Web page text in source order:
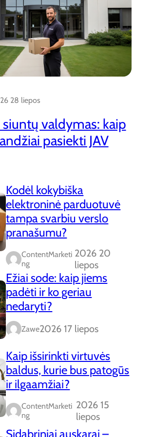
28 liepos
valdymas: kaip
pasiekti JAV
Kodėl kokybiška
elektroninė parduotuvė
tampa svarbiu verslo
pranašumu?
ContentMarketi
Ng
2026 20
liepos
Ežiai sode: kaip jiems
padėti ir ko geriau
nedaryti?
Zawe2026 17 liepos
Kaip išsirinkti virtuvės
baldus, kurie bus patogūs
ir ilgaamžiai?
ContentMarketi
Ng
2026 15
liepos
Sidabriniai auskarai –